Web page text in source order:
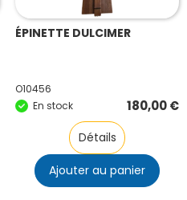
ÉPINETTE DULCIMER
O10456
En stock
180,00€
Détails
Ajouter au panier